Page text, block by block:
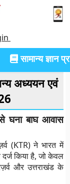
सामान्य ज्ञान
अध्ययन एवं
घना बाघ आवास
(KTR) ने भारत में
किया है, जो केवल
और उत्तराखंड के